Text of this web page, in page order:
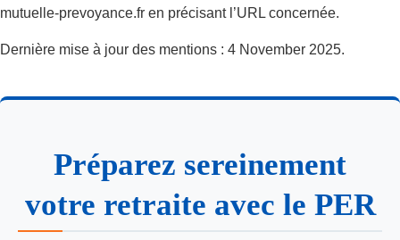
mutuelle-prevoyance.fr en précisant l’URL concernée.
Dernière mise à jour des mentions : 4 November 2025.
Préparez sereinement
votre retraite avec le PER